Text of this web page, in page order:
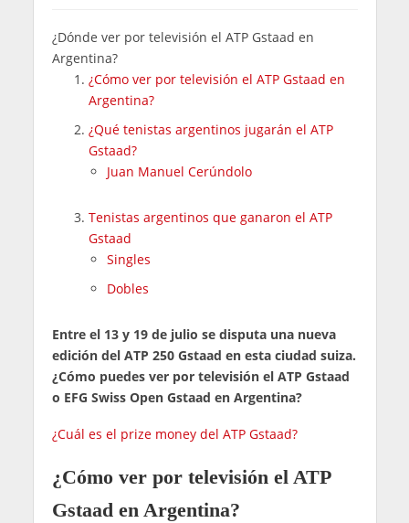
¿Dónde ver por televisión el ATP Gstaad en
Argentina?
¿Cómo ver por televisión el ATP Gstaad en
Argentina?
¿Qué tenistas argentinos jugarán el ATP
Gstaad?
Juan Manuel Cerúndolo
Tenistas argentinos que ganaron el ATP
Gstaad
Singles
Dobles
Entre el 13 y 19 de julio se disputa una nueva
edición del ATP 250 Gstaad en esta ciudad suiza.
¿Cómo puedes ver por televisión el ATP Gstaad
o EFG Swiss Open Gstaad en Argentina?
¿Cuál es el prize money del ATP Gstaad?
¿Cómo ver por televisión el ATP
Gstaad en Argentina?